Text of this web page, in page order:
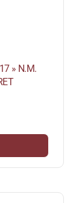
» N.M.